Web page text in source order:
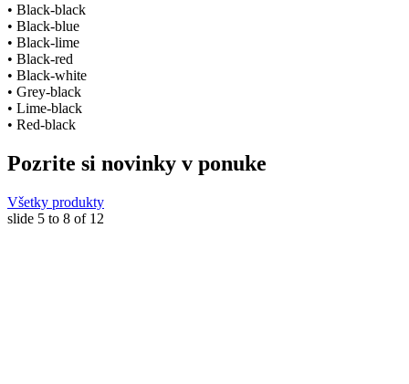
• Black-black
• Black-blue
• Black-lime
• Black-red
• Black-white
• Grey-black
• Lime-black
• Red-black
Pozrite si novinky v ponuke
Všetky produkty
slide 5 to 8 of 12